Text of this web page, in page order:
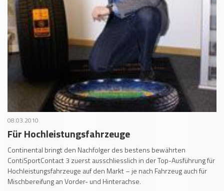
08.03.2010
Für Hochleistungsfahrzeuge
Continental bringt den Nachfolger des bestens bewährten
ContiSportContact 3 zuerst ausschliesslich in der Top-Ausführung für
Hochleistungsfahrzeuge auf den Markt – je nach Fahrzeug auch für
Mischbereifung an Vorder- und Hinterachse.